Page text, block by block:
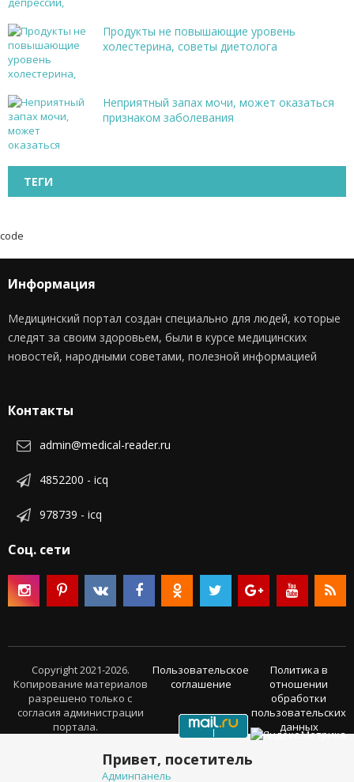
Продукты не повышающие уровень
холестерина, советы диетолога
Неприятный запах мочи, может оказаться
признаком заболевания
ТЕГИ
code
Информация
Медицинский портал создан специально для людей, которые
следят за своим здоровьем, были в курсе медицинских
новостей, народными советами, полезной информацией
Контакты
admin@medical-reader.ru
4852200 - icq
978739 - icq
Соц. сети
Copyright 2021-2026.
Копирование материалов
разрешено только с
согласия администрации
портала.
Пользовательское
соглашение
Политика в
отношении
обработки
пользовательских
данных
Привет, посетитель
Админпанель